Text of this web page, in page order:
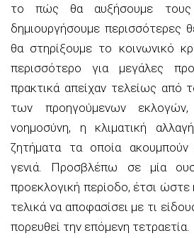
το πώς θα αυξήσουμε
δημιουργήσουμε περισσότερες
θα στηρίξουμε το κοινωνικό
περισσότερο για μεγάλες
πρακτικά απείχαν τελείως από
των προηγούμενων
νοημοσύνη, η κλιματική
ζητήματα τα οποία
γενιά. Προσβλέπω σε μία
προεκλογική περίοδο, έτσι ώστε
τελικά να αποφασίσει με τι
πορευθεί την επόμενη τετραετία.